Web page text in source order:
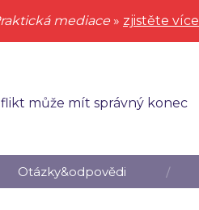
mediace » zjistěte více
může mít správný konec
Otázky&odpovědi